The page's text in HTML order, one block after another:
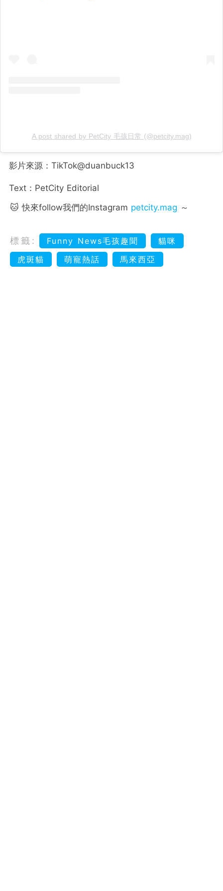
A post shared by PetCity 毛孩日常 (@petcity.mag)
影片來源：TikTok@duanbuck13
Text：PetCity Editorial
🐱 快來follow我們的Instagram petcity.mag ～
標籤: Funny News毛孩趣聞
貓咪
虎斑貓
萌寵熱話 馬來西亞